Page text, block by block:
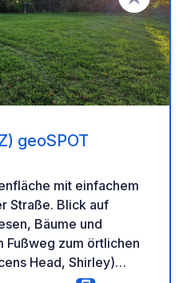
Zu Ihren
geoSPOT
mit einfachem
Straße. Blick auf
Bäume und
Fußweg zum örtlichen
Head, Shirley)